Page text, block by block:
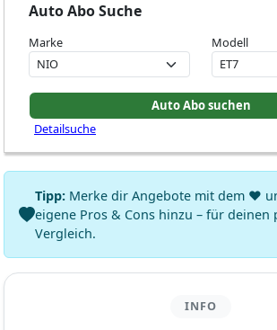
Auto Abo Suche
Marke Modell
Detailsuche
Tipp: Merke dir Angebote mit dem ♥
eigene Pros & Cons hinzu – für deinen
Vergleich.
INFO